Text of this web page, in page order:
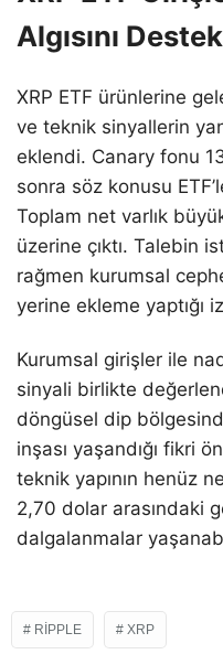
Algısını
XRP ETF ürünlerine
ve teknik sinyallerin
eklendi. Canary fonu
sonra söz konusu
Toplam net varlık
üzerine çıktı. Talebin
rağmen kurumsal
yerine ekleme yaptığı
Kurumsal girişler ile
sinyali birlikte
döngüsel dip
inşası yaşandığı fikri
teknik yapının henüz
2,70 dolar arasındaki
dalgalanmalar
RIPPLE XRP